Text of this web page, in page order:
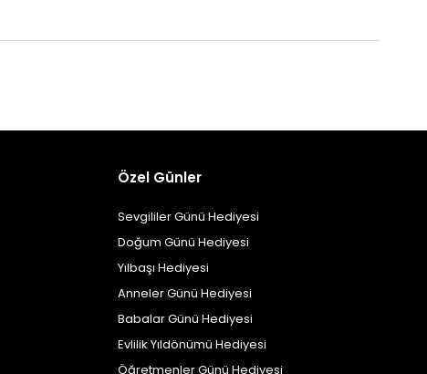
Özel Günler
Sevgililer Günü Hediyesi
Doğum Günü Hediyesi
Yılbaşı Hediyesi
Anneler Günü Hediyesi
Babalar Günü Hediyesi
Evlilik Yıldönümü Hediyesi
Öğretmenler Günü Hediyesi